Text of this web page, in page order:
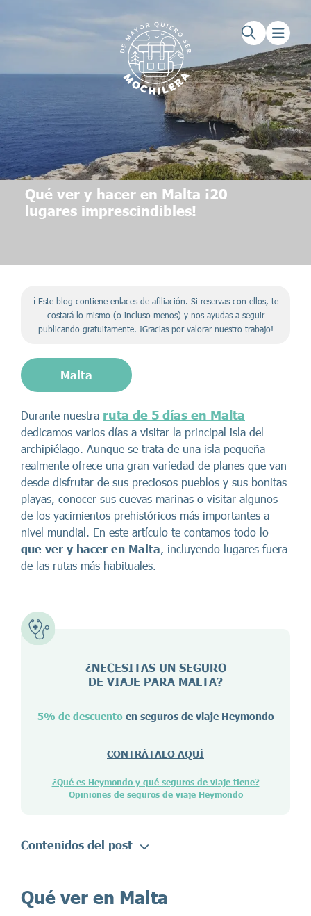
Saltar al contenido principal
Qué ver y hacer en Malta ¡20
lugares imprescindibles!
ℹ️ Este blog contiene enlaces de afiliación. Si reservas con ellos, te
costará lo mismo (o incluso menos) y nos ayudas a seguir
publicando gratuitamente. ¡Gracias por valorar nuestro trabajo!
Malta
Durante nuestra ruta de 5 días en Malta
dedicamos varios días a visitar la principal isla del
archipiélago. Aunque se trata de una isla pequeña
realmente ofrece una gran variedad de planes que van
desde disfrutar de sus preciosos pueblos y sus bonitas
playas, conocer sus cuevas marinas o visitar algunos
de los yacimientos prehistóricos más importantes a
nivel mundial. En este artículo te contamos todo lo
que ver y hacer en Malta, incluyendo lugares fuera
de las rutas más habituales.
¿NECESITAS UN SEGURO
DE VIAJE PARA MALTA?
5% de descuentoen seguros de viaje Heymondo
CONTRÁTALO AQUÍ
¿Qué es Heymondo y qué seguros de viaje tiene?
Opiniones de seguros de viaje Heymondo
Contenidos del post
Qué ver en Malta